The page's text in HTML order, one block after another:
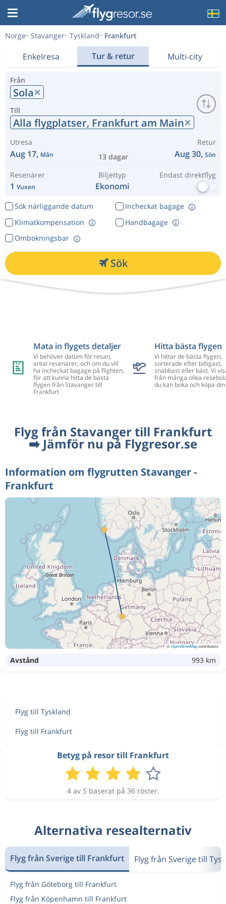
Norge Stavanger Tyskland Frankfurt
Enkelresa Tur & retur Multi-city
Från
Sola
Till
Alla flygplatser, Frankfurt am Main
Utresa
Aug 17, Mån 13 dagar
Retur
Aug 30, Sön
Resenärer
1 Vuxen
Biljettyp
Ekonomi
Endast direktflyg
Sök närliggande datum
Incheckat bagage
Klimatkompensation
Ombokningsbar
Handbagage
Sök
Mata in flygets detaljer
Vi behöver datum för resan,
antal resenärer, och om du vill
ha incheckat bagage på flighten,
för att kunna hitta de bästa
flygen från Stavanger till
Frankfurt
Hitta bästa flygen
Vi hittar de bästa flygen,
sorterade efter billigast,
snabbast eller bäst. Vi
från många olika
du kan boka och köpa
Flyg från Stavanger till Frankfurt
➡️ Jämför nu på Flygresor.se
Information om flygrutten Stavanger -
Frankfurt
©OpenStreetMapcontributors
Avstånd 993 km
Flyg till Tyskland
Flyg till Frankfurt
Betyg på resor till Frankfurt
4 av 5 baserat på 36 röster.
Alternativa resealternativ
Flyg från Sverige till Frankfurt Flyg från Sverige till
Flyg från Göteborg till Frankfurt
Flyg från Köpenhamn till Frankfurt